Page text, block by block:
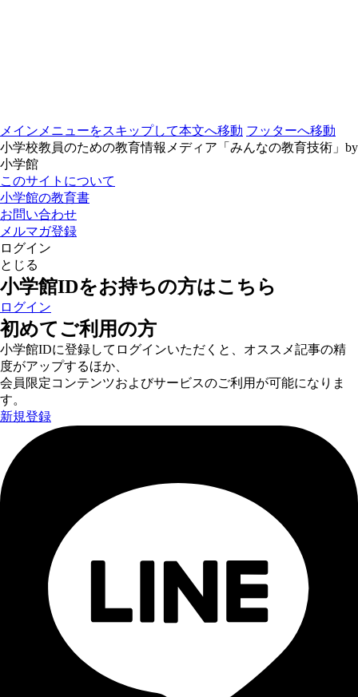
メインメニューをスキップして本文へ移動 フッターへ移動
小学校教員のための教育情報メディア「みんなの教育技術」by
小学館
このサイトについて
小学館の教育書
お問い合わせ
メルマガ登録
ログイン
とじる
小学館IDをお持ちの方はこちら
ログイン
初めてご利用の方
小学館IDに登録してログインいただくと、オススメ記事の精
度がアップするほか、
会員限定コンテンツおよびサービスのご利用が可能になりま
す。
新規登録